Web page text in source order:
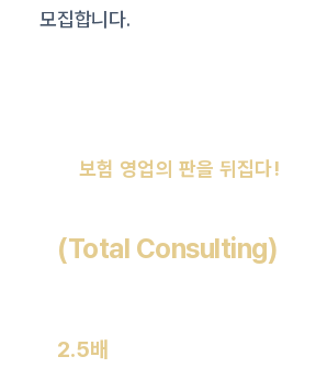
모집합니다.
보험 영업의 판을 뒤집다!
(Total Consulting)
2.5배